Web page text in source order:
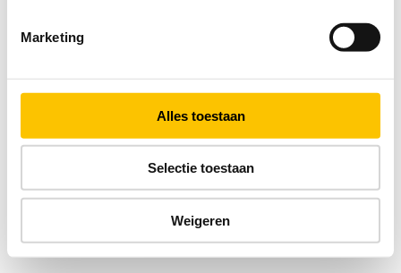
Marketing
Alles toestaan
Selectie toestaan
Weigeren